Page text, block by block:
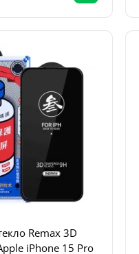
Remax 3D
iPhone 15 Pro